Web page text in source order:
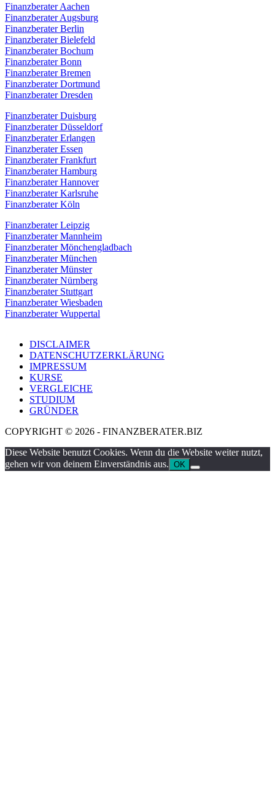
Finanzberater Aachen
Finanzberater Augsburg
Finanzberater Berlin
Finanzberater Bielefeld
Finanzberater Bochum
Finanzberater Bonn
Finanzberater Bremen
Finanzberater Dortmund
Finanzberater Dresden
Finanzberater Duisburg
Finanzberater Düsseldorf
Finanzberater Erlangen
Finanzberater Essen
Finanzberater Frankfurt
Finanzberater Hamburg
Finanzberater Hannover
Finanzberater Karlsruhe
Finanzberater Köln
Finanzberater Leipzig
Finanzberater Mannheim
Finanzberater Mönchengladbach
Finanzberater München
Finanzberater Münster
Finanzberater Nürnberg
Finanzberater Stuttgart
Finanzberater Wiesbaden
Finanzberater Wuppertal
DISCLAIMER
DATENSCHUTZERKLÄRUNG
IMPRESSUM
KURSE
VERGLEICHE
STUDIUM
GRÜNDER
COPYRIGHT © 2026 - FINANZBERATER.BIZ
Diese Website benutzt Cookies. Wenn du die Website weiter nutzt,
gehen wir von deinem Einverständnis aus. OK